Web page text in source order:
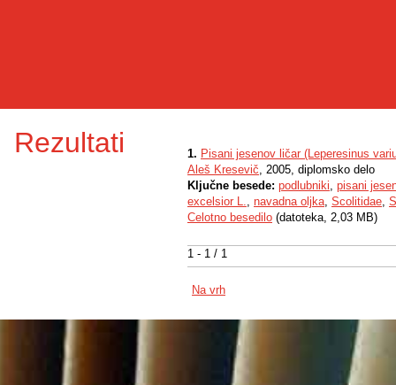
Rezultati
1 - 1 / 1
1. Pisani jesenov ličar (Leperesinus
Aleš Kresevič, 2005, diplomsko delo
Ključne besede: podlubniki, pisani
excelsior L., navadna oljka, Scolitidae,
Celotno besedilo (datoteka, 2,03 MB)
Na vrh